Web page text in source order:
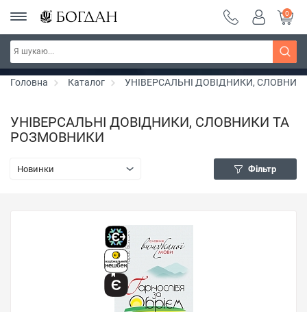
РОЗПРОДАЖ ~ 150 грн ~ 200 грн ~ 250 грн ~
300 грн ~ РОЗПРОДАЖ
Дізнатись більше
0
Головна Каталог УНІВЕРСАЛЬНІ ДОВІДНИКИ,
УНІВЕРСАЛЬНІ ДОВІДНИКИ, СЛОВНИКИ ТА
РОЗМОВНИКИ
Новинки Фільтр